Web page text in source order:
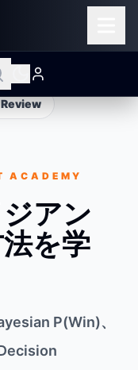
ACADEMY
アン
を学
P(Win)、